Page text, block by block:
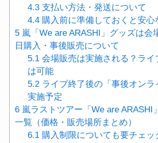
4.3 支払い方法・発送について
4.4 購入前に準備しておくと安心
5嵐「We are ARASHI」グッズは会
日購入・事後販売について
5.1 会場販売は実施される？ライ
は可能
5.2 ライブ終了後の「事後オンラ
実施予定
6嵐ラストツアー「We are ARASHI
一覧（価格・販売場所まとめ）
6.1 購入制限についても要チェッ